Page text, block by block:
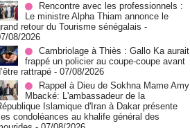
Rencontre avec les professionnels :
Le ministre Alpha Thiam annonce le
retour du Tourisme sénégalais -
08/2026
Cambriolage à Thiès : Gallo Ka aurait
frappé un policier au coupe-coupe avant
rattrapé - 07/08/2026
Rappel à Dieu de Sokhna Mame Amy
Mbacké: L'ambassadeur de la
Islamique d'Iran à Dakar présente
condoléances au khalife général des